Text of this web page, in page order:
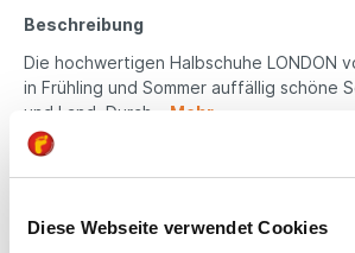
Diese Webseite verwendet Cookies
Beschreibung
Die hochwertigen Halbschuhe LONDON
in Frühling und Sommer auffällig schöne
und Land. Durch… Mehr
Produktsicherheit